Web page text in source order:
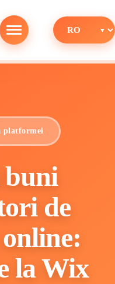
platformei
buni
de
la Wix